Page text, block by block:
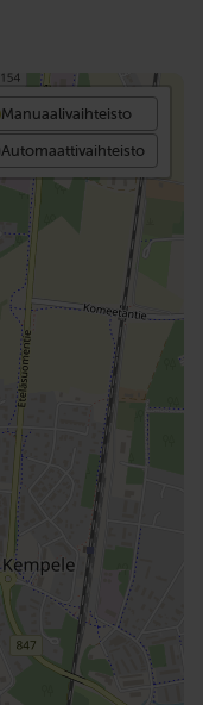
Manuaalivaihteisto
Automaattivaihteisto